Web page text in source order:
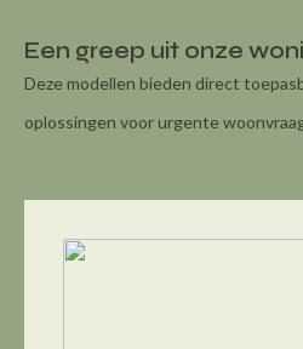
Een greep uit onze
Deze modellen bieden direct
oplossingen voor urgente